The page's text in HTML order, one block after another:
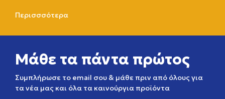
Περισσσότερα
Μάθε τα πάντα πρώτος
Συμπλήρωσε το email σου & μάθε πριν από όλους για
τα νέα μας και όλα τα καινούργια προϊόντα